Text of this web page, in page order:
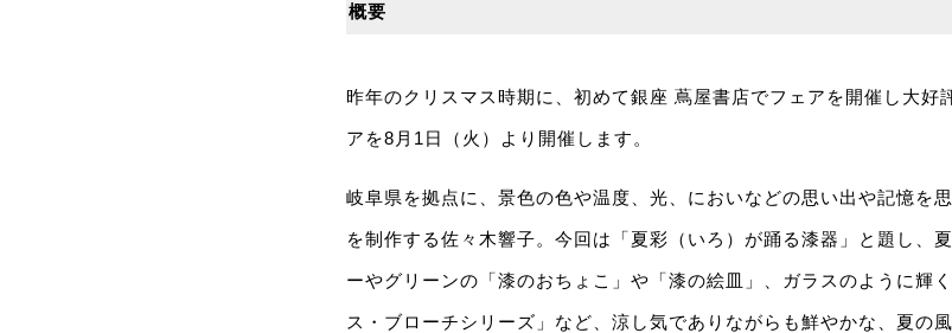
概要
昨年のクリスマス時期に、初めて銀座 蔦屋書店でフェアを開催し大好
アを8月1日（火）より開催します。
岐阜県を拠点に、景色の色や温度、光、においなどの思い出や記憶を
を制作する佐々木響子。今回は「夏彩（いろ）が踊る漆器」と題し、
ーやグリーンの「漆のおちょこ」や「漆の絵皿」、ガラスのように輝
ス・ブローチシリーズ」など、涼し気でありながらも鮮やかな、夏の